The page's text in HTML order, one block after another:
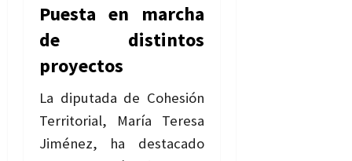
Puesta en marcha
de distintos
proyectos
La diputada de Cohesión
Territorial, María Teresa
Jiménez, ha destacado